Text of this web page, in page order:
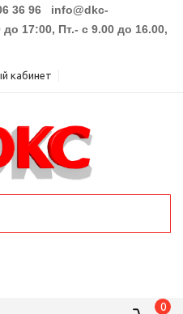
36 96 info@dkc-
17:00, Пт.- с 9.00 до 16.00,
кабинет
0